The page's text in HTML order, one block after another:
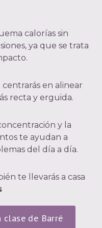
calorías sin
ya que se trata
centrarás en alinear
recta y erguida.
y la
te ayudan a
del día a día.
te llevarás a casa
clase de Barré